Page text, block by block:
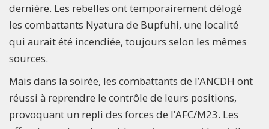
dernière. Les rebelles ont temporairement délogé
les combattants Nyatura de Bupfuhi, une localité
qui aurait été incendiée, toujours selon les mêmes
sources.
Mais dans la soirée, les combattants de l’ANCDH ont
réussi à reprendre le contrôle de leurs positions,
provoquant un repli des forces de l’AFC/M23. Les